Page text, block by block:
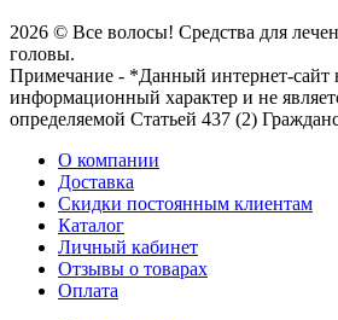
2026 © Все волосы! Средства для
головы.
Примечание - *Данный интернет-сайт
информационный характер и не
определяемой Статьей 437 (2)
О компании
Доставка
Скидки постоянным клиентам
Каталог
Личный кабинет
Отзывы о товарах
Оплата